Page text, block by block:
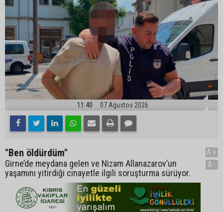
11:40 07 Ağustos 2026
"Ben öldürdüm"
Girne’de meydana gelen ve Nizam Allanazarov’un
yaşamını yitirdiği cinayetle ilgili soruşturma sürüyor.
A+
A-